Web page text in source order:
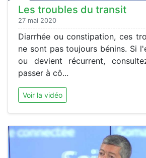
Les troubles du transit
27 mai 2020
Diarrhée ou constipation, ces
ne sont pas toujours bénins. Si
ou devient récurrent,
passer à cô...
Voir la vidéo